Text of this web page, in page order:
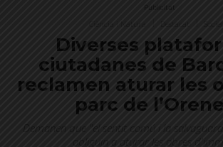
Publicitat
Diverses
ciutadanes de
reclamen aturar les
parc de
Demanen que "el sentit comú i la
obliguin a aturar les obres